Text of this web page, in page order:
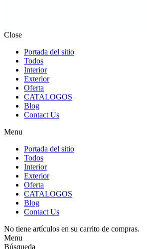
Close
Portada del sitio
Todos
Interior
Exterior
Oferta
CATALOGOS
Blog
Contact Us
Menu
Portada del sitio
Todos
Interior
Exterior
Oferta
CATALOGOS
Blog
Contact Us
No tiene artículos en su carrito de compras.
Menu
Búsqueda